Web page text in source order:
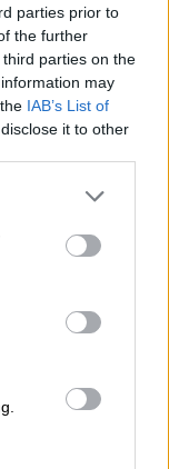
parties prior to
the further
parties on the
may
IAB’s List of
it to other
de ETA